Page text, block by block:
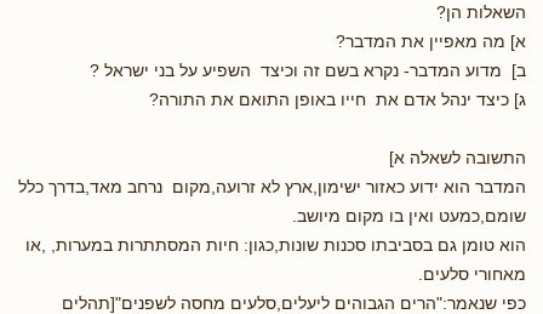
השאלות הן?
א] מה מאפיין את המדבר?
ב] מדוע המדבר- נקרא בשם זה וכיצד השפיע על בני ישראל ?
ג] כיצד ינהל אדם את חייו באופן התואם את התורה?
התשובה לשאלה א]
המדבר הוא ידוע כאזור ישימון,ארץ לא זרועה,מקום נרחב מאד,בדרך כלל
שומם,כמעט ואין בו מקום מיושב.
הוא טומן גם בסביבתו סכנות שונות,כגון: חיות המסתתרות במערות, ,או
מאחורי סלעים.
כפי שנאמר:"הרים הגבוהים ליעלים,סלעים מחסה לשפנים"[תהלים